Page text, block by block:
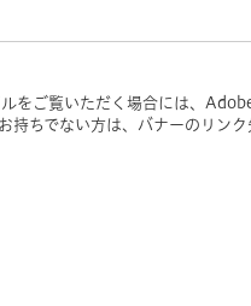
をご覧いただく場合には、
持ちでない方は、バナーのリンク